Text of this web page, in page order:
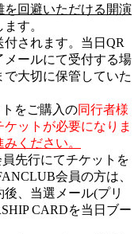
回避いただける開演
す。
されます。当日QR
メールにて受付する場
大切に保管していた
をご購入の同行者様
ットが必要になりま
ください。
先行にてチケットを
会員の方は、
後、当選メール(プリ
CARDを当日ブー